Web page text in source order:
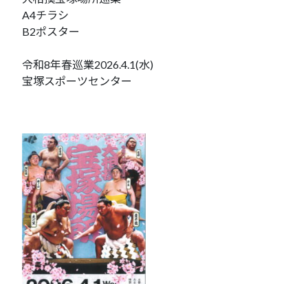
A4チラシ
B2ポスター
令和8年春巡業2026.4.1(水)
宝塚スポーツセンター